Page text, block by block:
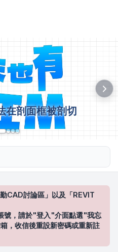
在剖面框被剖切
CAD討論區」以及「REVIT
號，請於"登入"介面點選"我忘
，收信後重設新密碼或重新註